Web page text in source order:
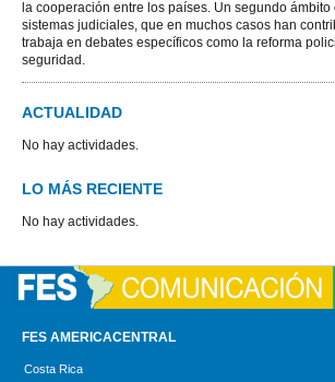
la cooperación entre los países. Un segundo
sistemas judiciales, que en muchos casos han
trabaja en debates específicos como la reforma
seguridad.
ACTUALIDAD
No hay actividades.
LO MÁS RECIENTE
No hay actividades.
FES AMERICACENTRAL
Costa Rica